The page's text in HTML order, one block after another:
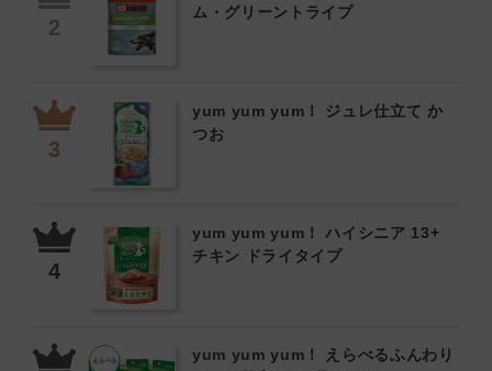
ム・グリーントライプ
yum yum yum！ ジュレ仕立て か
つお
yum yum yum！ ハイシニア 13+
チキン ドライタイプ
yum yum yum！ えらべるふんわり